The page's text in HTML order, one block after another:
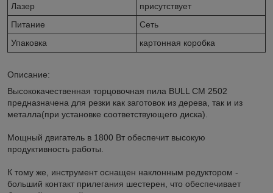
Лазер
присутствует
Питание
Сеть
Упаковка
картонная коробка
Описание:
Высококачественная торцовочная пила BULL CM 2502
предназначена для резки как заготовок из дерева, так и из
металла(при установке соответствующего диска).
Мощный двигатель в 1800 Вт обеспечит высокую
продуктивность работы.
К тому же, инструмент оснащен наклонным редуктором -
больший контакт прилегания шестерен, что обеспечивает